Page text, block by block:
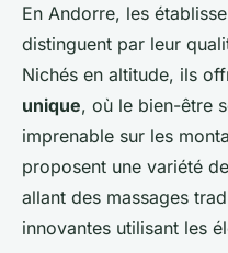
En Andorre, les
distinguent par leur
Nichés en altitude, ils
unique, où le bien-être
imprenable sur les
proposent une variété
allant des massages
innovantes utilisant les